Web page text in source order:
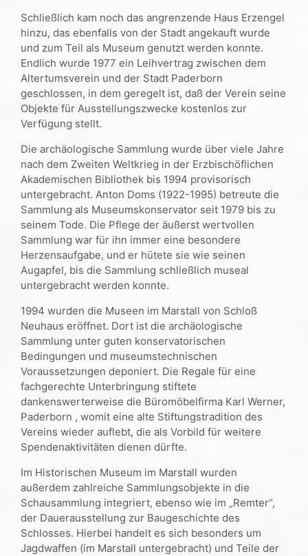
Schließlich kam noch das angrenzende Haus Erzengel
hinzu, das ebenfalls von der Stadt angekauft wurde
und zum Teil als Museum genutzt werden konnte.
Endlich wurde 1977 ein Leihvertrag zwischen dem
Altertumsverein und der Stadt Paderborn
geschlossen, in dem geregelt ist, daß der Verein seine
Objekte für Ausstellungszwecke kostenlos zur
Verfügung stellt.
Die archäologische Sammlung wurde über viele Jahre
nach dem Zweiten Weltkrieg in der Erzbischöflichen
Akademischen Bibliothek bis 1994 provisorisch
untergebracht. Anton Doms (1922-1995) betreute die
Sammlung als Museumskonservator seit 1979 bis zu
seinem Tode. Die Pflege der äußerst wertvollen
Sammlung war für ihn immer eine besondere
Herzensaufgabe, und er hütete sie wie seinen
Augapfel, bis die Sammlung schließlich museal
untergebracht werden konnte.
1994 wurden die Museen im Marstall von Schloß
Neuhaus eröffnet. Dort ist die archäologische
Sammlung unter guten konservatorischen
Bedingungen und museumstechnischen
Voraussetzungen deponiert. Die Regale für eine
fachgerechte Unterbringung stiftete
dankenswerterweise die Büromöbelfirma Karl Werner,
Paderborn , womit eine alte Stiftungstradition des
Vereins wieder auflebt, die als Vorbild für weitere
Spendenaktivitäten dienen dürfte.
Im Historischen Museum im Marstall wurden
außerdem zahlreiche Sammlungsobjekte in die
Schausammlung integriert, ebenso wie im „Remter“,
der Dauerausstellung zur Baugeschichte des
Schlosses. Hierbei handelt es sich besonders um
Jagdwaffen (im Marstall untergebracht) und Teile der